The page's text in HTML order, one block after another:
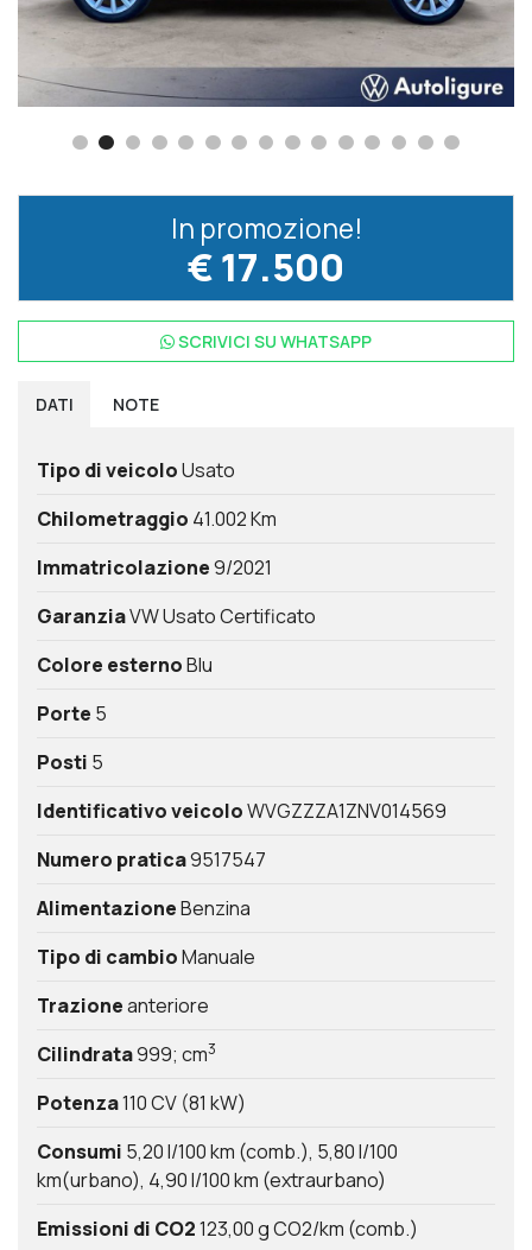
In promozione!
€ 17.500
SCRIVICI SU WHATSAPP
DATI NOTE
Tipo di veicoloUsato
Chilometraggio 41.002 Km
Immatricolazione9/2021
GaranziaVW Usato Certificato
Colore esternoBlu
Porte 5
Posti 5
Identificativo veicoloWVGZZZA1ZNV014569
Numero pratica9517547
AlimentazioneBenzina
Tipo di cambioManuale
Trazioneanteriore
Cilindrata999; cm3
Potenza110 CV (81 kW)
Consumi 5,20 l/100 km (comb.) 5,80 l/100
km(urbano) 4,90 l/100 km (extraurbano)
Emissioni di CO2123,00 g CO2/km (comb.)